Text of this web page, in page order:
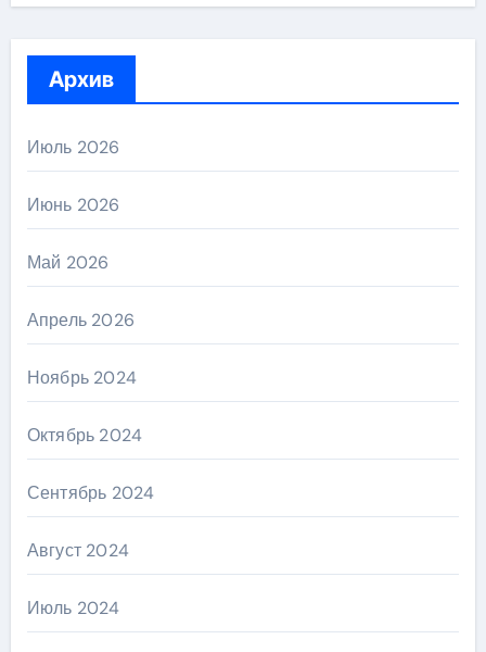
Архив
Июль 2026
Июнь 2026
Май 2026
Апрель 2026
Ноябрь 2024
Октябрь 2024
Сентябрь 2024
Август 2024
Июль 2024